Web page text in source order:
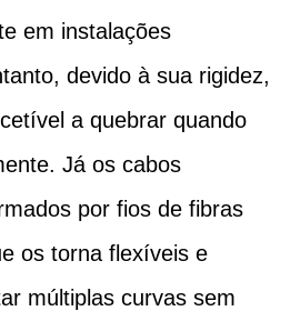
em instalações
devido à sua rigidez,
a quebrar quando
Já os cabos
por fios de fibras
os torna flexíveis e
múltiplas curvas sem